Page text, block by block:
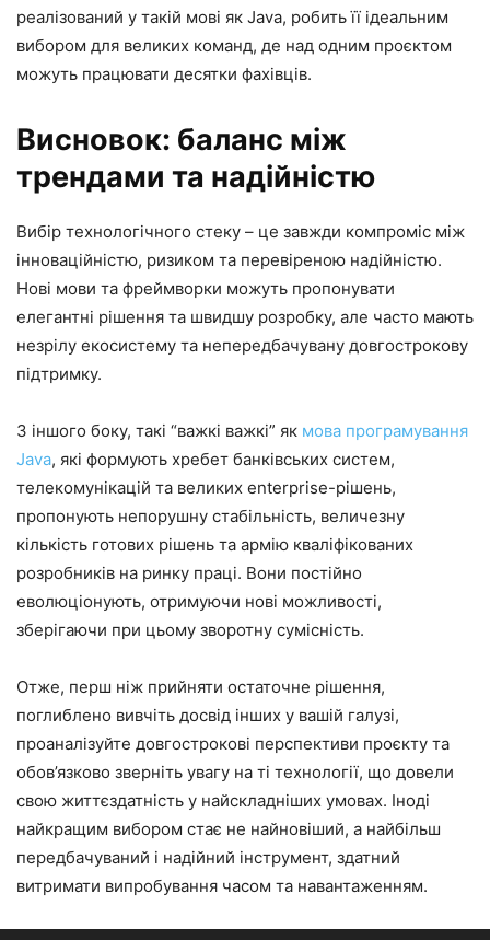
реалізований у такій мові як Java, робить її ідеальним
вибором для великих команд, де над одним проєктом
можуть працювати десятки фахівців.
Висновок: баланс між
трендами та надійністю
Вибір технологічного стеку – це завжди компроміс між
інноваційністю, ризиком та перевіреною надійністю.
Нові мови та фреймворки можуть пропонувати
елегантні рішення та швидшу розробку, але часто мають
незрілу екосистему та непередбачувану довгострокову
підтримку.
З іншого боку, такі “важкі важкі” як мова програмування
Java, які формують хребет банківських систем,
телекомунікацій та великих enterprise-рішень,
пропонують непорушну стабільність, величезну
кількість готових рішень та армію кваліфікованих
розробників на ринку праці. Вони постійно
еволюціонують, отримуючи нові можливості,
зберігаючи при цьому зворотну сумісність.
Отже, перш ніж прийняти остаточне рішення,
поглиблено вивчіть досвід інших у вашій галузі,
проаналізуйте довгострокові перспективи проєкту та
обов’язково зверніть увагу на ті технології, що довели
свою життєздатність у найскладніших умовах. Іноді
найкращим вибором стає не найновіший, а найбільш
передбачуваний і надійний інструмент, здатний
витримати випробування часом та навантаженням.